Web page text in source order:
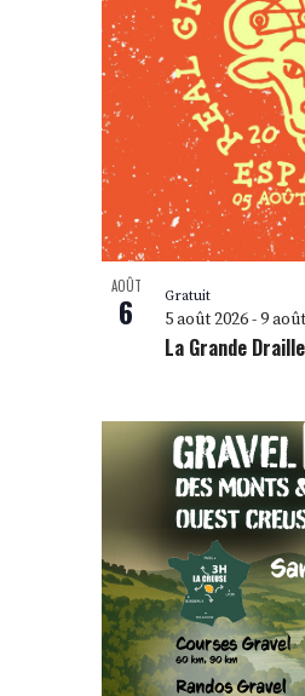
Photo
View
AOÛT
6
La Grande Draille
5 août 2026-9
Gratuit